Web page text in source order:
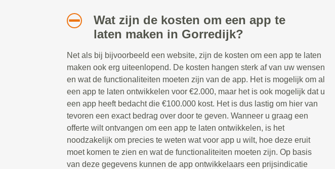
Wat zijn de kosten om een app te
laten maken in Gorredijk?
Net als bij bijvoorbeeld een website, zijn de kosten om een app te laten
maken ook erg uiteenlopend. De kosten hangen sterk af van uw wensen
en wat de functionaliteiten moeten zijn van de app. Het is mogelijk om al
een app te laten ontwikkelen voor €2.000, maar het is ook mogelijk dat u
een app heeft bedacht die €100.000 kost. Het is dus lastig om hier van
tevoren een exact bedrag over door te geven. Wanneer u graag een
offerte wilt ontvangen om een app te laten ontwikkelen, is het
noodzakelijk om precies te weten wat voor app u wilt, hoe deze eruit
moet komen te zien en wat de functionaliteiten moeten zijn. Op basis
van deze gegevens kunnen de app ontwikkelaars een prijsindicatie